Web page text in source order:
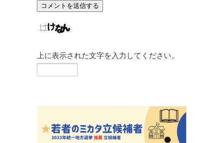
上に表示された文字を入力してください。